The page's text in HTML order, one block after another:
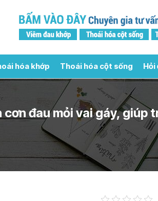
hóa khớp Thoái hóa cột sống Hỏi
đau mỏi vai gáy, giúp